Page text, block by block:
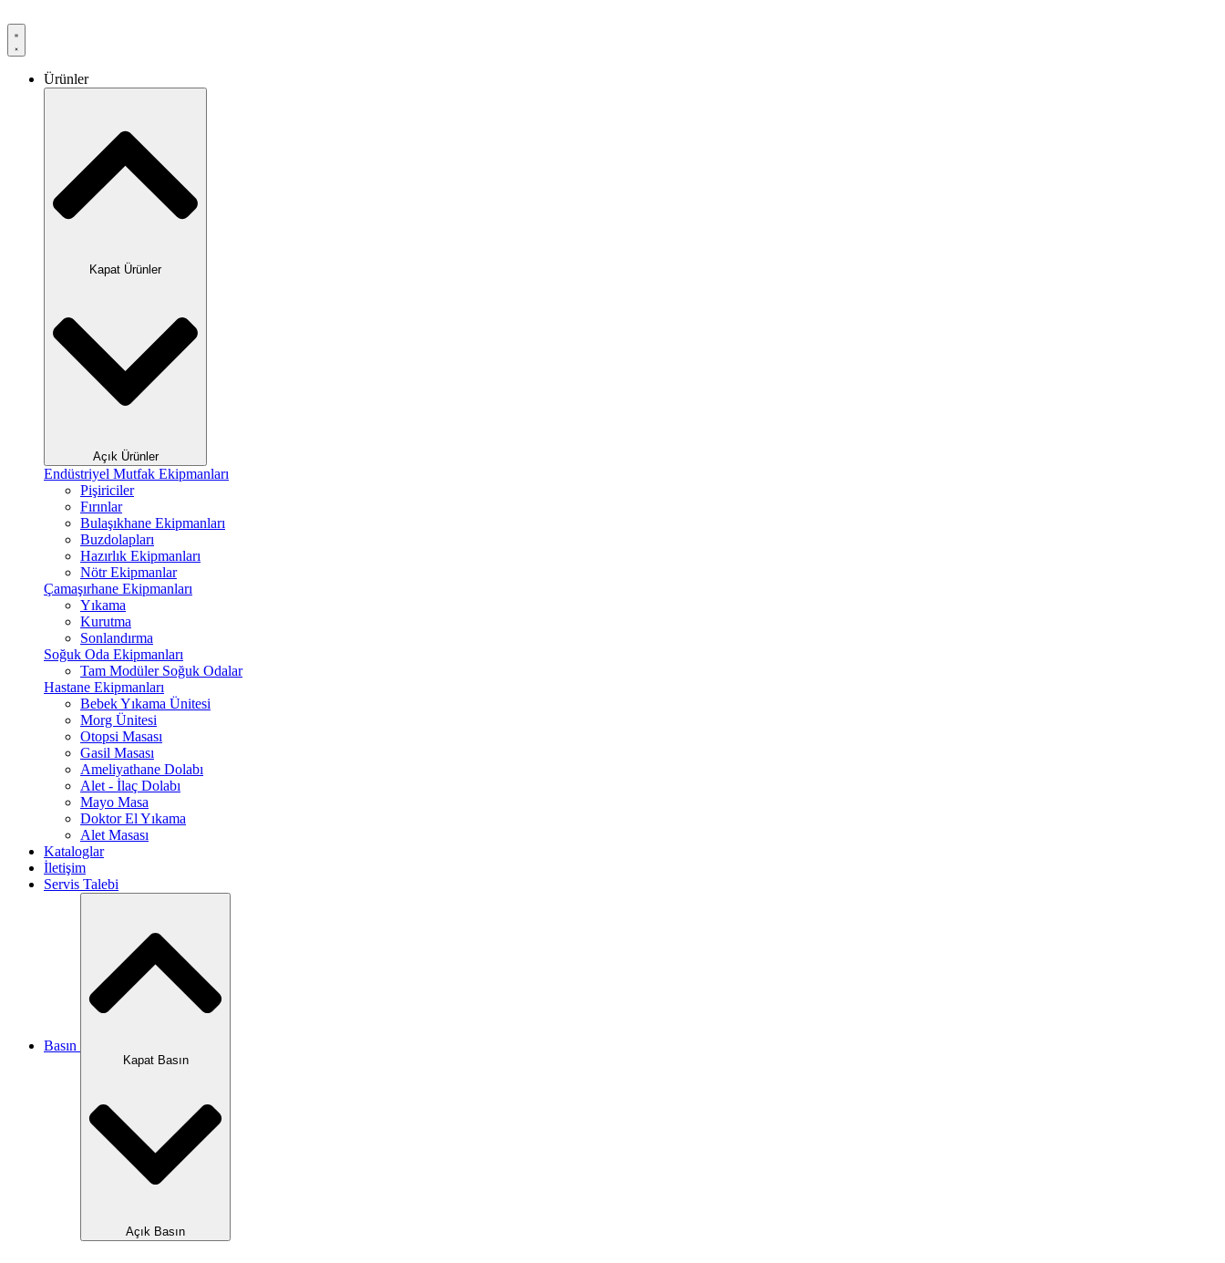
Ürünler
Kapat Ürünler
Açık Ürünler
Endüstriyel Mutfak Ekipmanları
Pişiriciler
Fırınlar
Bulaşıkhane Ekipmanları
Buzdolapları
Hazırlık Ekipmanları
Nötr Ekipmanlar
Çamaşırhane Ekipmanları
Yıkama
Kurutma
Sonlandırma
Soğuk Oda Ekipmanları
Tam Modüler Soğuk Odalar
Hastane Ekipmanları
Bebek Yıkama Ünitesi
Morg Ünitesi
Otopsi Masası
Gasil Masası
Ameliyathane Dolabı
Alet - İlaç Dolabı
Mayo Masa
Doktor El Yıkama
Alet Masası
Kataloglar
İletişim
Servis Talebi
Basın
Kapat Basın
Açık Basın